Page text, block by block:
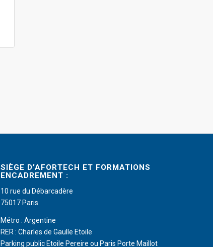
SIÈGE D’AFORTECH ET FORMATIONS
ENCADREMENT :
10 rue du Débarcadère
75017 Paris
Métro : Argentine
RER : Charles de Gaulle Etoile
Parking public Etoile Pereire ou Paris Porte Maillot